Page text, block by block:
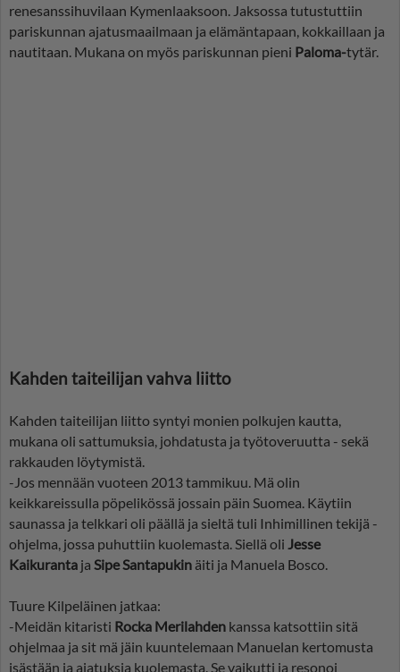
renesanssihuvilaan Kymenlaaksoon. Jaksossa tutustuttiin
pariskunnan ajatusmaailmaan ja elämäntapaan, kokkaillaan ja
nautitaan. Mukana on myös pariskunnan pieni Paloma-tytär.
Kahden taiteilijan vahva liitto
Kahden taiteilijan liitto syntyi monien polkujen kautta,
mukana oli sattumuksia, johdatusta ja työtoveruutta - sekä
rakkauden löytymistä.
-Jos mennään vuoteen 2013 tammikuu. Mä olin
keikkareissulla pöpelikössä jossain päin Suomea. Käytiin
saunassa ja telkkari oli päällä ja sieltä tuli Inhimillinen tekijä -
ohjelma, jossa puhuttiin kuolemasta. Siellä oli Jesse
Kaikuranta ja Sipe Santapukin äiti ja Manuela Bosco.
Tuure Kilpeläinen jatkaa:
-Meidän kitaristi Rocka Merilahden kanssa katsottiin sitä
ohjelmaa ja sit mä jäin kuuntelemaan Manuelan kertomusta
isästään ja ajatuksia kuolemasta. Se vaikutti ja resonoi